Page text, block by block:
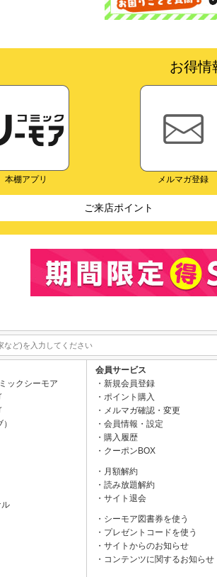
お得情
本棚アプリ メルマガ登録
ご来店ポイント
ックシーモア
ル
会員サービス
新規会員登録
ポイント購入
メルマガ確認・変更
会員情報・設定
購入履歴
クーポンBOX
月額解約
読み放題解約
サイト退会
シーモア図書券を使う
プレゼントコードを使う
サイトからのお知らせ
コンテンツに関するお知らせ